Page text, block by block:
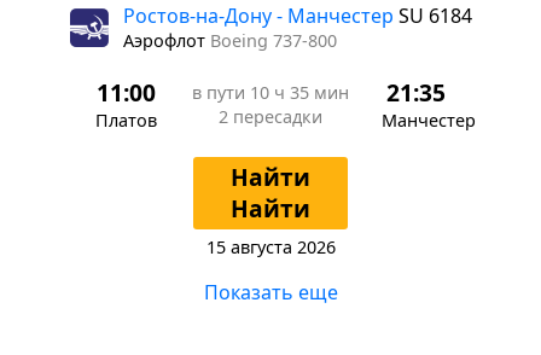
Ростов-на-Дону - Манчестер SU 6184
Аэрофлот Boeing 737-800
11:00
Платов
в пути 10 ч 35 мин
2 пересадки
21:35
Манчестер
Найти
Найти
15 августа 2026
Показать еще